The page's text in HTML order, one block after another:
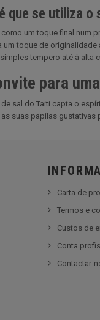
que se utiliza o
um toque final num
um toque de originalidade
tempero até à alta
para
sal do Taiti capta o
suas papilas gustativas
Carta de
Termos e
Custos de
Conta
Contactar-